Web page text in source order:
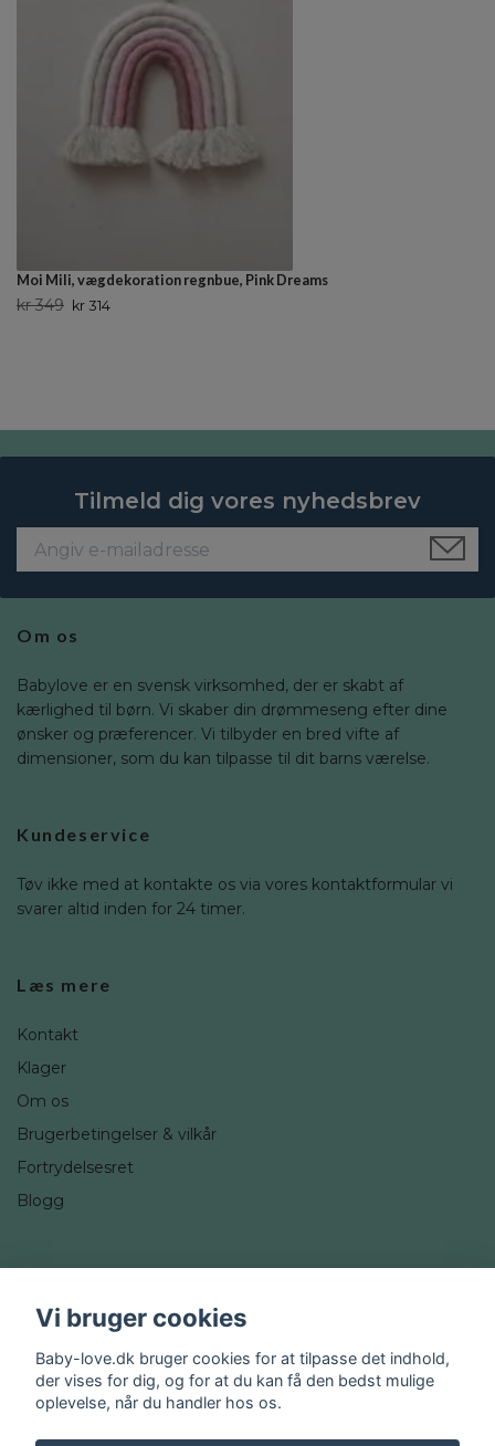
Moi Mili, vægdekoration regnbue, Pink Dreams
kr 349 kr 314
Tilmeld dig vores nyhedsbrev
Om os
Babylove er en svensk virksomhed, der er skabt af
kærlighed til børn. Vi skaber din drømmeseng efter dine
ønsker og præferencer. Vi tilbyder en bred vifte af
dimensioner, som du kan tilpasse til dit barns værelse.
Kundeservice
Tøv ikke med at kontakte os via vores kontaktformular vi
svarer altid inden for 24 timer.
Læs mere
Kontakt
Klager
Om os
Brugerbetingelser & vilkår
Fortrydelsesret
Blogg
Instagram
Vi bruger cookies
Baby-love.dk bruger cookies for at tilpasse det indhold,
der vises for dig, og for at du kan få den bedst mulige
oplevelse, når du handler hos os.